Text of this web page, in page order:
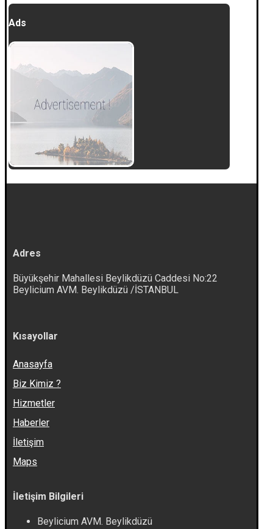
Ads
Adres
Büyükşehir Mahallesi Beylikdüzü Caddesi No:22
Beylicium AVM. Beylikdüzü /İSTANBUL
Kısayollar
Anasayfa
Biz Kimiz ?
Hizmetler
Haberler
İletişim
Maps
İletişim Bilgileri
Beylicium AVM. Beylikdüzü